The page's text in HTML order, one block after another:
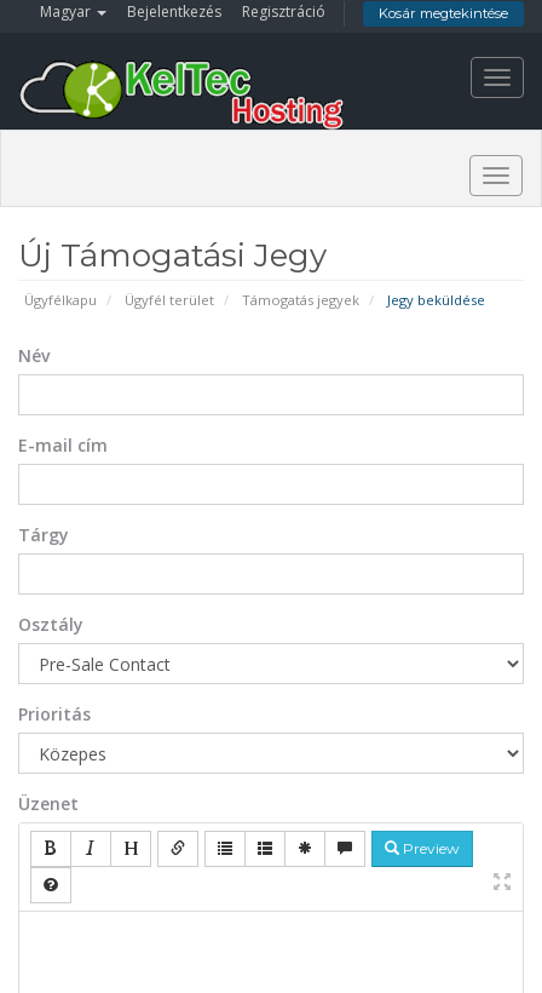
Magyar Bejelentkezés Regisztráció Kosár megtekintése
Új Támogatási Jegy
Ügyfélkapu Ügyfél terület Támogatás jegyek Jegy beküldése
Név
E-mail cím
Tárgy
Osztály
Prioritás
Üzenet
Preview